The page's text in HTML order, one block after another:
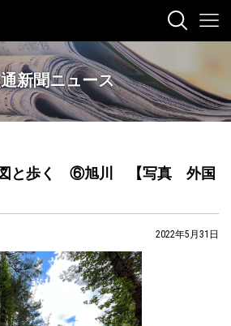
新聞ニュース
図と歩く ⑥旭川 【写真 外国
2022年5月31日